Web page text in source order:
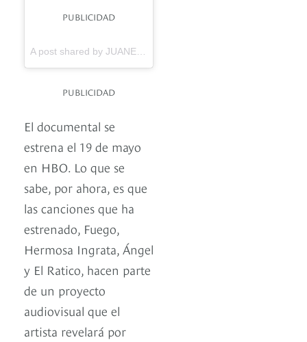
PUBLICIDAD
A post shared by JUANES (@juanes) on
PUBLICIDAD
El documental se
estrena el 19 de mayo
en HBO. Lo que se
sabe, por ahora, es que
las canciones que ha
estrenado, Fuego,
Hermosa Ingrata, Ángel
y El Ratico, hacen parte
de un proyecto
audiovisual que el
artista revelará por